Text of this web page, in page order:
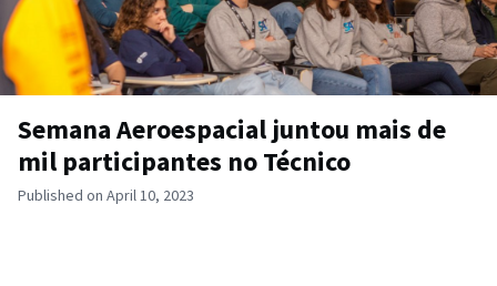
Semana Aeroespacial juntou mais de
mil participantes no Técnico
Published on April 10, 2023